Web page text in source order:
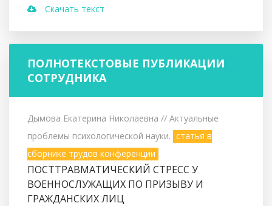
Скачать текст
ПОЛНОТЕКСТОВЫЕ ПУБЛИКАЦИИ
СОТРУДНИКА
Дымова Екатерина Николаевна // Актуальные
проблемы психологической науки. статья в
сборнике трудов конференции
ПОСТТРАВМАТИЧЕСКИЙ СТРЕСС У
ВОЕННОСЛУЖАЩИХ ПО ПРИЗЫВУ И
ГРАЖДАНСКИХ ЛИЦ